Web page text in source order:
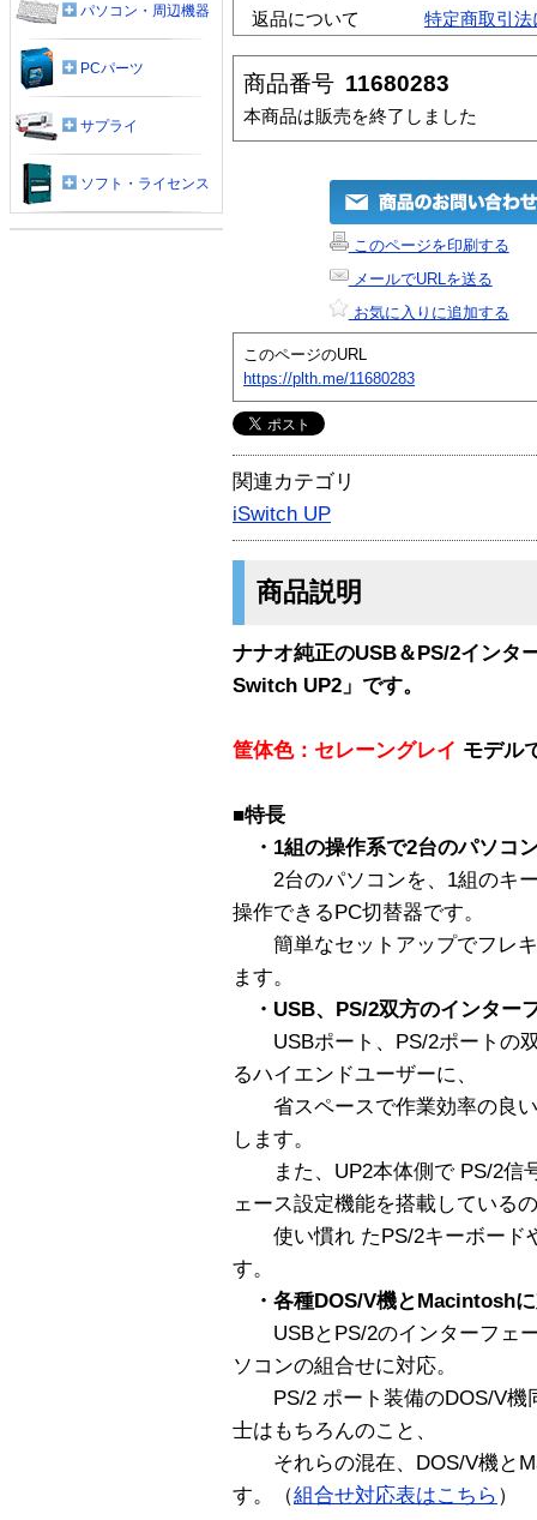
返品について
特定商取引
商品番号 11680283
本商品は販売を終了しました
このページを印刷する
メールでURLを送る
お気に入りに追加する
このページのURL
https://plth.me/11680283
関連カテゴリ
iSwitch UP
商品説明
ナナオ純正のUSB＆PS/2インタ
Switch UP2」です。
筐体色：セレーングレイ モデル
■特長
・1組の操作系で2台のパソコ
2台のパソコンを、1組のキー
操作できるPC切替器です。
簡単なセットアップでフレキ
ます。
・USB、PS/2双方のインター
USBポート、PS/2ポートの双
るハイエンドユーザーに、
省スペースで作業効率の良い
します。
また、UP2本体側で PS/2信
ェース設定機能を搭載している
使い慣れ たPS/2キーボード
す。
・各種DOS/V機とMacintosh
USBとPS/2のインターフェー
ソコンの組合せに対応。
PS/2 ポート装備のDOS/V機
士はもちろんのこと、
それらの混在、DOS/V機と
す。（組合せ対応表はこちら ）
パソコン・周辺機器
PCパーツ
サプライ
ソフト・ライセンス